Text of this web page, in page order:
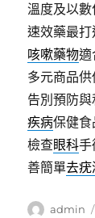
溫度及以
速效藥最
咳嗽藥物適
多元商品
告別預防
疾病保健
檢查眼科手
善簡單去疣
作
admin